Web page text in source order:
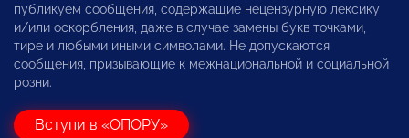
публикуем сообщения, содержащие нецензурную лексику
и/или оскорбления, даже в случае замены букв точками,
тире и любыми иными символами. Не допускаются
сообщения, призывающие к межнациональной и социальной
розни.
Вступи в «ОПОРУ»